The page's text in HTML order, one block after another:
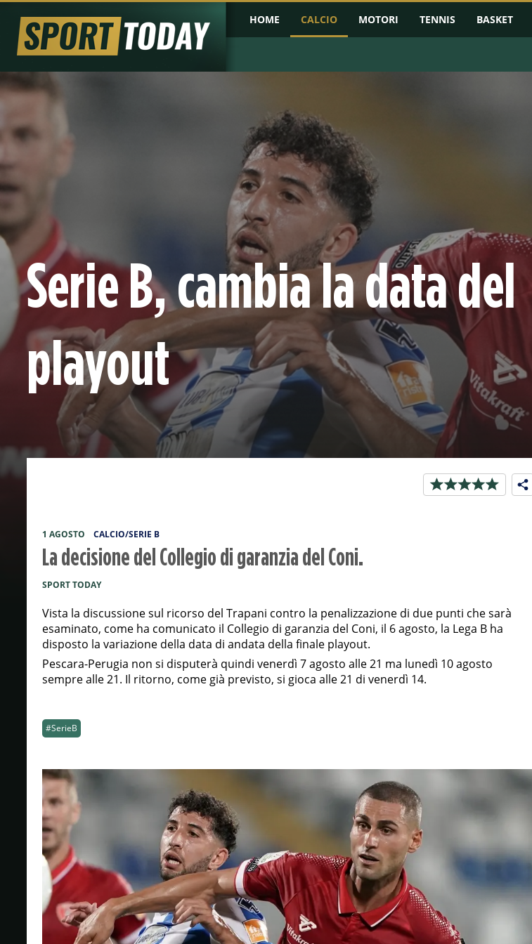
HOME CALCIO MOTORI TENNIS BASKET
PRIMA PAGINA
Serie B, cambia la data del
playout
1 AGOSTO CALCIO/SERIE B
La decisione del Collegio di garanzia del Coni.
SPORT TODAY
Vista la discussione sul ricorso del Trapani contro la penalizzazione di due punti che sarà
esaminato, come ha comunicato il Collegio di garanzia del Coni, il 6 agosto, la Lega B ha
disposto la variazione della data di andata della finale playout.
Pescara-Perugia non si disputerà quindi venerdì 7 agosto alle 21 ma lunedì 10 agosto
sempre alle 21. Il ritorno, come già previsto, si gioca alle 21 di venerdì 14.
#SerieB